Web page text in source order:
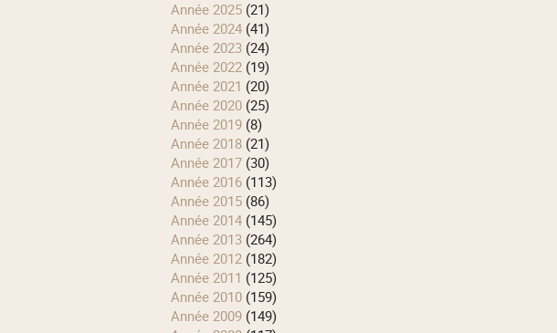
année 2025(21)
année 2024(41)
année 2023(24)
année 2022(19)
année 2021 (20)
année 2020(25)
année 2019(8)
année 2018(21)
année 2017(30)
année 2016(113)
année 2015(86)
année 2014(145)
année 2013(264)
année 2012(182)
année 2011 (125)
année 2010(159)
année 2009(149)